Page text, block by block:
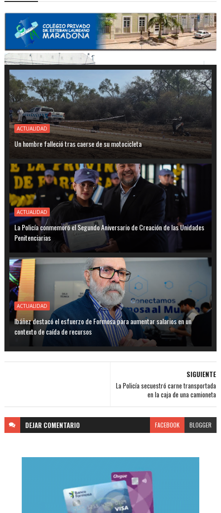
ACTUALIDAD
Un hombre falleció tras caerse de su motocicleta
ACTUALIDAD
La Policía conmemoró el Segundo Aniversario de Creación de las Unidades
Penitenciarias
ACTUALIDAD
Ibáñez destacó el esfuerzo de Formosa para aumentar salarios en un
contexto de caída de recursos
SIGUIENTE
La Policía secuestró carne transportada
en la caja de una camioneta
DEJAR COMENTARIO FACEBOOK BLOGGER